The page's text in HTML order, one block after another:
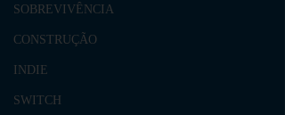
SOBREVIVÊNCIA
CONSTRUÇÃO
INDIE
SWITCH